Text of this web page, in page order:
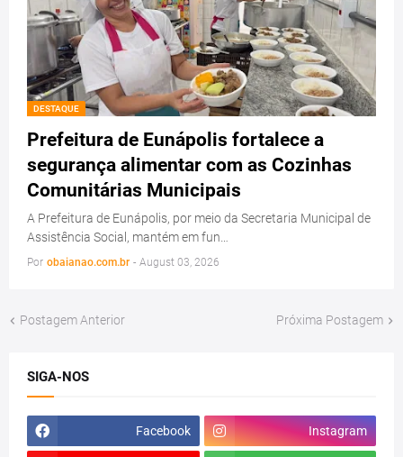
DESTAQUE
Prefeitura de Eunápolis fortalece a
segurança alimentar com as Cozinhas
Comunitárias Municipais
A Prefeitura de Eunápolis, por meio da Secretaria Municipal de
Assistência Social, mantém em fun…
Por obaianao.com.br - August 03, 2026
Postagem Anterior Próxima Postagem
SIGA-NOS
Facebook Instagram